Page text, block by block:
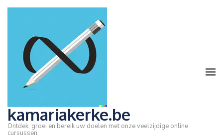
Ga
Enter)
kamariakerke.be
Ontdek, groei en bereik uw doelen met onze veelzijdige online
cursussen.